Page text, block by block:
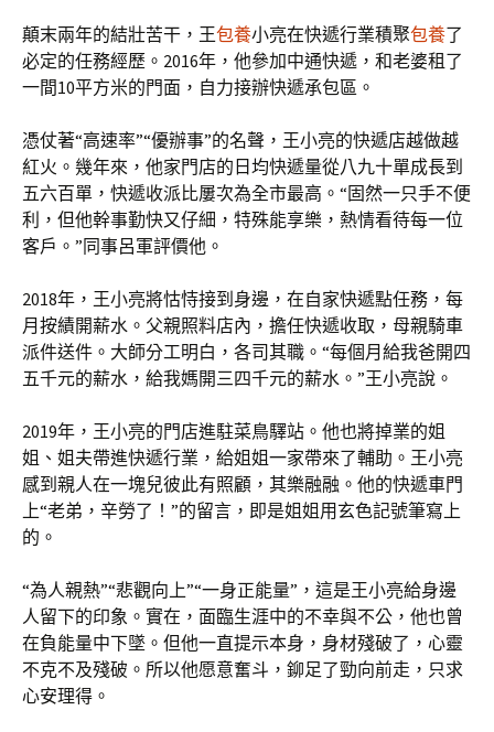
顛末兩年的結壯苦干，王包養小亮在快遞行業積聚包養了
必定的任務經歷。2016年，他參加中通快遞，和老婆租了
一間10平方米的門面，自力接辦快遞承包區。
憑仗著“高速率”“優辦事”的名聲，王小亮的快遞店越做越
紅火。幾年來，他家門店的日均快遞量從八九十單成長到
五六百單，快遞收派比屢次為全市最高。“固然一只手不便
利，但他幹事勤快又仔細，特殊能享樂，熱情看待每一位
客戶。”同事呂軍評價他。
2018年，王小亮將怙恃接到身邊，在自家快遞點任務，每
月按績開薪水。父親照料店內，擔任快遞收取，母親騎車
派件送件。大師分工明白，各司其職。“每個月給我爸開四
五千元的薪水，給我媽開三四千元的薪水。”王小亮說。
2019年，王小亮的門店進駐菜鳥驛站。他也將掉業的姐
姐、姐夫帶進快遞行業，給姐姐一家帶來了輔助。王小亮
感到親人在一塊兒彼此有照顧，其樂融融。他的快遞車門
上“老弟，辛勞了！”的留言，即是姐姐用玄色記號筆寫上
的。
“為人親熱”“悲觀向上”“一身正能量”，這是王小亮給身邊
人留下的印象。實在，面臨生涯中的不幸與不公，他也曾
在負能量中下墜。但他一直提示本身，身材殘破了，心靈
不克不及殘破。所以他愿意奮斗，鉚足了勁向前走，只求
心安理得。